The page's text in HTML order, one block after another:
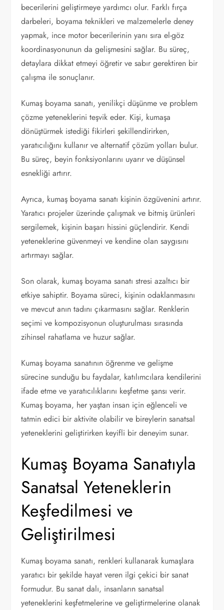
becerilerini geliştirmeye yardımcı olur. Farklı fırça
darbeleri, boyama teknikleri ve malzemelerle deney
yapmak, ince motor becerilerinin yanı sıra el-göz
koordinasyonunun da gelişmesini sağlar. Bu süreç,
detaylara dikkat etmeyi öğretir ve sabır gerektiren bir
çalışma ile sonuçlanır.
Kumaş boyama sanatı, yenilikçi düşünme ve problem
çözme yeteneklerini teşvik eder. Kişi, kumaşa
dönüştürmek istediği fikirleri şekillendirirken,
yaratıcılığını kullanır ve alternatif çözüm yolları bulur.
Bu süreç, beyin fonksiyonlarını uyarır ve düşünsel
esnekliği artırır.
Ayrıca, kumaş boyama sanatı kişinin özgüvenini artırır.
Yaratıcı projeler üzerinde çalışmak ve bitmiş ürünleri
sergilemek, kişinin başarı hissini güçlendirir. Kendi
yeteneklerine güvenmeyi ve kendine olan saygısını
artırmayı sağlar.
Son olarak, kumaş boyama sanatı stresi azaltıcı bir
etkiye sahiptir. Boyama süreci, kişinin odaklanmasını
ve mevcut anın tadını çıkarmasını sağlar. Renklerin
seçimi ve kompozisyonun oluşturulması sırasında
zihinsel rahatlama ve huzur sağlar.
Kumaş boyama sanatının öğrenme ve gelişme
sürecine sunduğu bu faydalar, katılımcılara kendilerini
ifade etme ve yaratıcılıklarını keşfetme şansı verir.
Kumaş boyama, her yaştan insan için eğlenceli ve
tatmin edici bir aktivite olabilir ve bireylerin sanatsal
yeteneklerini geliştirirken keyifli bir deneyim sunar.
Kumaş Boyama Sanatıyla
Sanatsal Yeteneklerin
Keşfedilmesi ve
Geliştirilmesi
Kumaş boyama sanatı, renkleri kullanarak kumaşlara
yaratıcı bir şekilde hayat veren ilgi çekici bir sanat
formudur. Bu sanat dalı, insanların sanatsal
yeteneklerini keşfetmelerine ve geliştirmelerine olanak